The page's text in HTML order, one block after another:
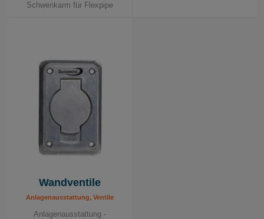
Schwenkarm für Flexpipe
Wandventile
Anlagenausstattung, Ventile
Anlagenausstattung -